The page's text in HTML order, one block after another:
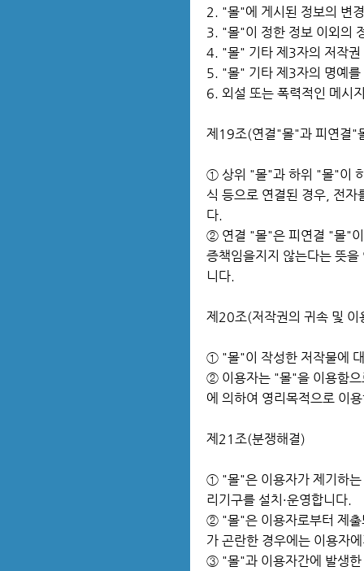
2. "몰"에 게시된 정보의 변경
3. "몰"이 정한 정보 이외의
4. "몰" 기타 제3자의 저작권
5. "몰" 기타 제3자의 명예를
6. 외설 또는 폭력적인 메시
제19조(연결"몰"과 피연결"
① 상위 "몰"과 하위 "몰"이
식 등으로 연결된 경우, 전
다.
② 연결 "몰"은 피연결 "몰"이
증책임을지지 않는다는 뜻
니다.
제20조(저작권의 귀속 및
① "몰"이 작성한 저작물에
② 이용자는 "몰"을 이용함으
에 의하여 영리목적으로 이
제21조(분쟁해결)
① "몰"은 이용자가 제기하는
리기구를 설치·운영합니다.
② "몰"은 이용자로부터 제출
가 곤란한 경우에는 이용자
③ "몰"과 이용자간에 발생한